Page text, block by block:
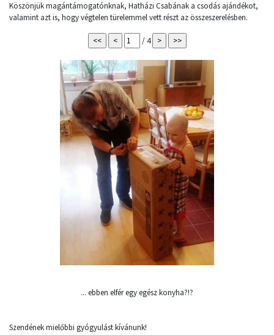
Köszönjük magántámogatónknak, Hatházi Csabának a csodás ajándékot,
valamint azt is, hogy végtelen türelemmel vett részt az összeszerelésben.
/ 4
... ebben elfér egy egész konyha?!?
Szendének mielőbbi gyógyulást kívánunk!